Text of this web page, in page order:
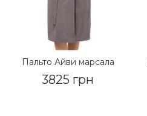
Пальто Айви марсала
3825 грн